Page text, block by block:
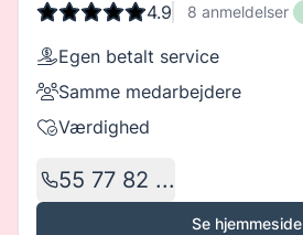
4.9 8 anmeldelser
55 77 82 ...
Se hjemmeside
Egen betalt service
Samme medarbejdere
Værdighed